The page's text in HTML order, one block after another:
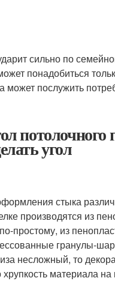
сильно по
понадобиться
может послужить
потолочного
угол
стыка
производятся из
простому, из
гранулы-
несложный, то
материала